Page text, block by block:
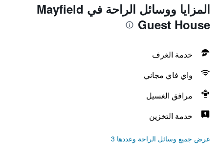
المزايا ووسائل الراحة في Mayfield
Guest House
خدمة الغرف
واي فاي مجاني
مرافق الغسيل
خدمة التخزين
عرض جميع وسائل الراحة وعددها 3